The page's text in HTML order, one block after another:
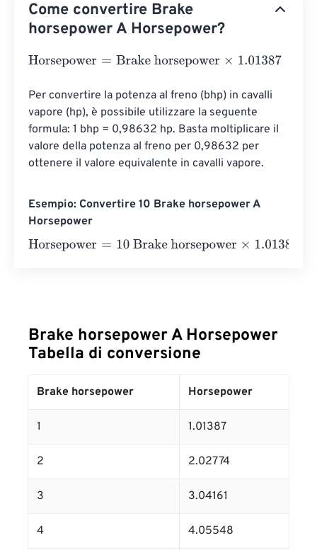
Come convertire Brake
horsepower A Horsepower?
Horsepower= Brake horsepower×1.01387
Per convertire la potenza al freno (bhp) in cavalli
vapore (hp), è possibile utilizzare la seguente
formula: 1 bhp = 0,98632 hp. Basta moltiplicare il
valore della potenza al freno per 0,98632 per
ottenere il valore equivalente in cavalli vapore.
Esempio: Convertire 10 Brake horsepower A
Horsepower
Horsepower= 10 Brake horsepower×1.01387 =10.1387
Brake horsepower A Horsepower
Tabella di conversione
Brake horsepower Horsepower
1 1.01387
2 2.02774
3 3.04161
4 4.05548